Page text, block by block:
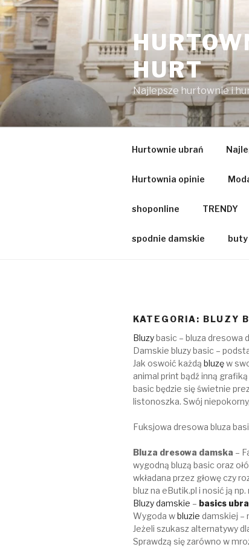
Przejdź
do
treści
HURT
Najlepsze hurtownie i
Hurtownie ubrań
Hurtownia opinie
shoponline TRENDY
spodnie damskie buty
KATEGORIA: BLUZY
Bluzybasic – bluza dresowa
Damskie bluzy basic –
Jak oswoić każdą bluzęw
animal print bądź inną
basic będzie się świetnie
listonoszka. Swój
Fuksjowa dresowa bluza
Bluza dresowa damska –
wygodną bluzą basic oraz
wkładana przez głowę czy
bluz na eButik.pl i nosić ją
Bluzy damskie – basics
Wygoda wbluzie damskiej –
Jeżeli szukasz alternatywy
Sprawdzą się zarówno w